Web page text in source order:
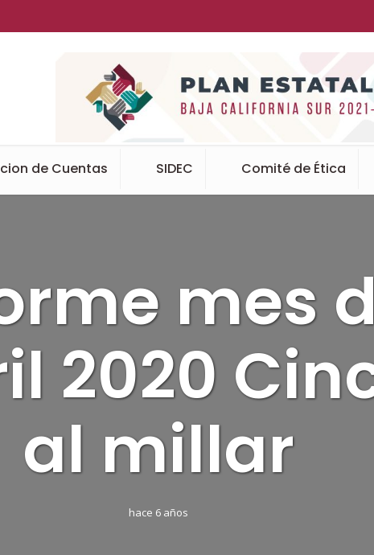
de Cuentas SIDEC Comité de Ética
mes
2020
al millar
hace 6 años